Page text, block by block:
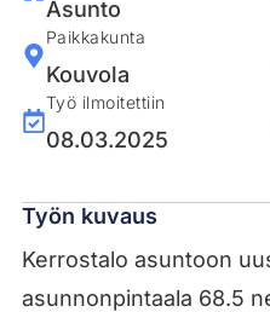
Asunto
Paikkakunta
Kouvola
Työ ilmoitettiin
08.03.2025
Työn kuvaus
Kerrostalo asuntoon
asunnonpintaala 68.5